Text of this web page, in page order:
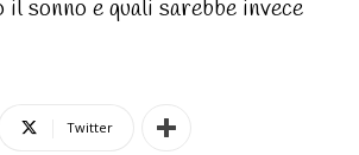
sonno e quali sarebbe invece
Twitter